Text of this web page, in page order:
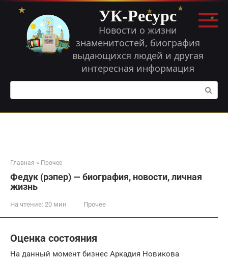
Перейти
контенту
УК-Ресурс
Новости о жизни
знаменитостей, биография
выдающихся людей и другая
интересная информация
Поиск:
Главная » Прочее
Федук (рэпер) — биография, новости, личная
жизнь
На чтение: 20 мин Прочее
Оценка состояния
На данный момент бизнес Аркадия Новикова